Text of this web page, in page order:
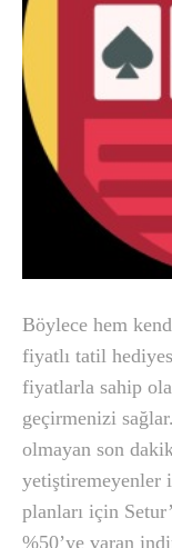
Böylece hem
fiyatlı tatil
fiyatlarla sahip
geçirmenizi
olmayan son
yetiştiremeyenler
planları için
%50’ye varan